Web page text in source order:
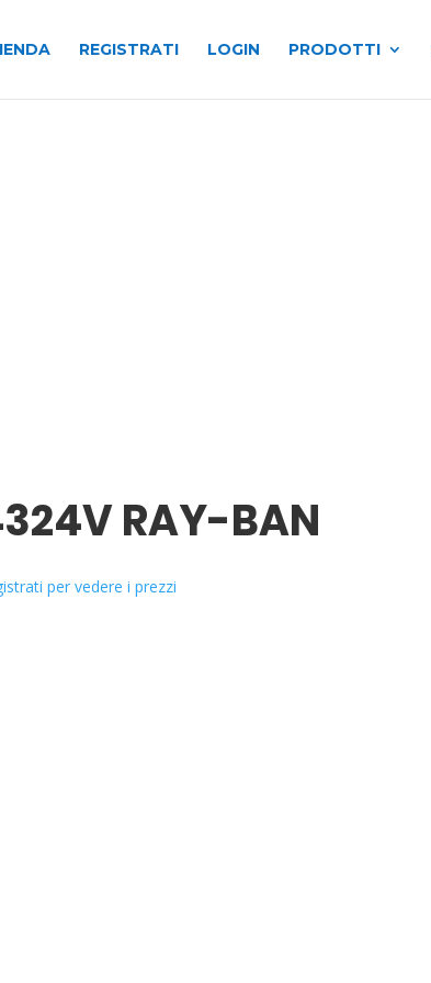
REGISTRATI LOGIN PRODOTTI
RAY-BAN
per vedere i prezzi